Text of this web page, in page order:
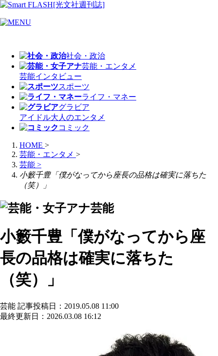
社会・政治
芸能・エンタメ
芸能インタビュー
スポーツ
ライフ・マネー
グラビア
アイドル大人のエンタメ
コミック
HOME >
芸能・エンタメ >
芸能 >
小籔千豊「僕がなってから座長の品格は確実に落ちた
（笑）」
芸能
小籔千豊「僕がなってから座
長の品格は確実に落ちた
（笑）」
芸能 記事投稿日：2019.05.08 11:00
最終更新日：2026.03.08 16:12